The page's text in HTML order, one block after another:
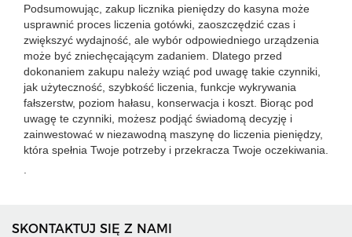
Podsumowując, zakup licznika pieniędzy do kasyna może
usprawnić proces liczenia gotówki, zaoszczędzić czas i
zwiększyć wydajność, ale wybór odpowiedniego urządzenia
może być zniechęcającym zadaniem. Dlatego przed
dokonaniem zakupu należy wziąć pod uwagę takie czynniki,
jak użyteczność, szybkość liczenia, funkcje wykrywania
fałszerstw, poziom hałasu, konserwacja i koszt. Biorąc pod
uwagę te czynniki, możesz podjąć świadomą decyzję i
zainwestować w niezawodną maszynę do liczenia pieniędzy,
która spełnia Twoje potrzeby i przekracza Twoje oczekiwania.
SKONTAKTUJ SIĘ Z NAMI